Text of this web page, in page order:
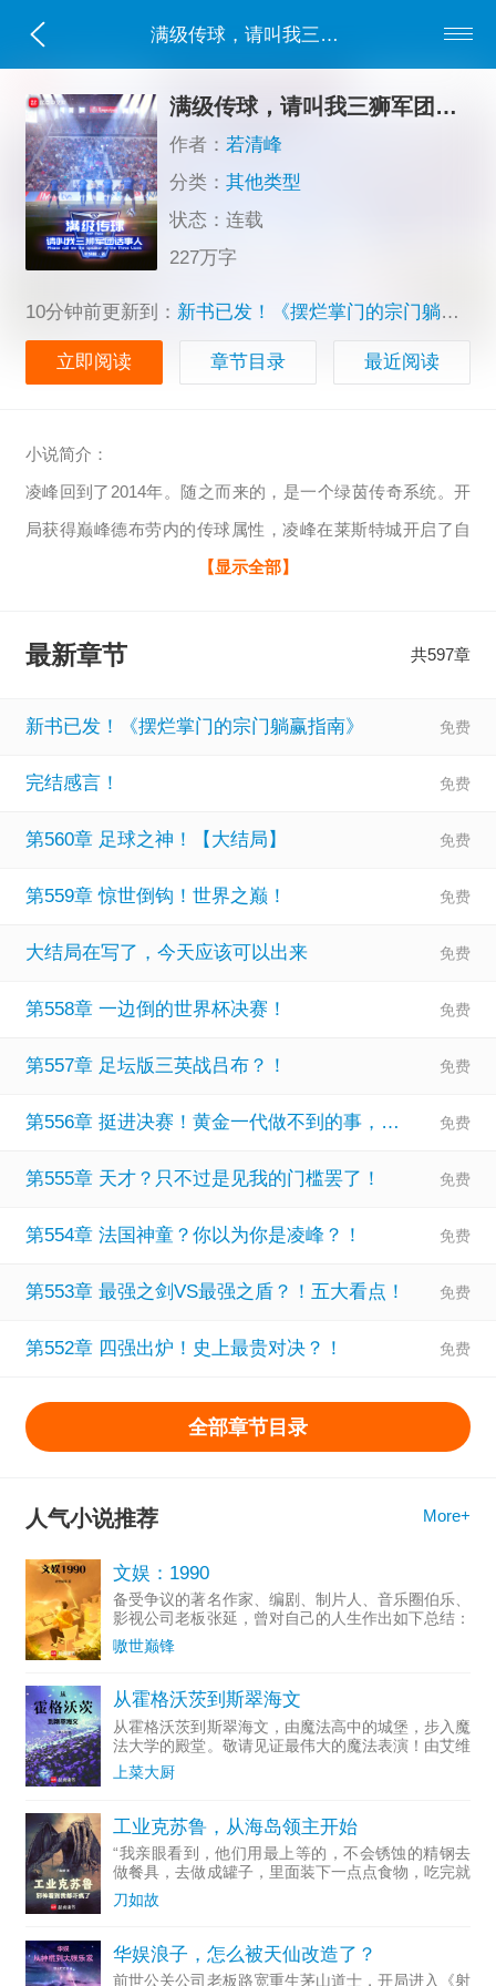
满级传球，请叫我三狮军团话事人
满级传球，请叫我三狮军团话事人
作者：若清峰
分类：其他类型
状态：连载
227万字
10分钟前更新到： 新书已发！《摆烂掌门的宗门躺赢指南》
立即阅读 章节目录 最近阅读
小说简介：
凌峰回到了2014年。随之而来的，是一个绿茵传奇系统。开
局获得巅峰德布劳内的传球属性，凌峰在莱斯特城开启了自
超助攻王、英超MVP...他既是蓝狐奇迹的缔造者，也是贝克
话事人！
他逐步开发出了潇洒无比的停球，无解的弧线任意球，再到
无人能挡的盘带技术...就这样，他一步一步变成了这个时代最
然而，只有凌峰自己知道，这一路走来，到底是多么的艰难...
斯特林：凌的传球很准，我下次一定不会射偏了！
德：我和凌，实在太强了！
凌峰：你们这些坑货，能不能都离我远点啊？！.......本书又
给队友喂饼的一百种方法》
【显示全部】
最新章节 共597章
新书已发！《摆烂掌门的宗门躺赢指南》
完结感言！
第560章 足球之神！【大结局】
第559章 惊世倒钩！世界之巅！
大结局在写了，今天应该可以出来
第558章 一边倒的世界杯决赛！
第557章 足坛版三英战吕布？！
第556章 挺进决赛！黄金一代做不到的事，我凌峰做到了！
第555章 天才？只不过是见我的门槛罢了！
第554章 法国神童？你以为你是凌峰？！
第553章 最强之剑VS最强之盾？！五大看点！
第552章 四强出炉！史上最贵对决？！
全部章节目录
人气小说推荐 More+
文娱：1990
备受争议的著名作家、编剧、制片人、音乐圈伯乐、
影视公司老板张延，曾对自己的人生作出如下总结：
一个投...
嗷世巅锋
从霍格沃茨到斯翠海文
从霍格沃茨到斯翠海文，由魔法高中的城堡，步入魔
法大学的殿堂。敬请见证最伟大的魔法表演！由艾维
·杜姆...
上菜大厨
工业克苏鲁，从海岛领主开始
“我亲眼看到，他们用最上等的，不会锈蚀的精钢去
做餐具，去做成罐子，里面装下一点点食物，吃完就
随手扔掉...
刀如故
华娱浪子，怎么被天仙改造了？
前世公关公司老板路宽重生茅山道士，开局进入《射